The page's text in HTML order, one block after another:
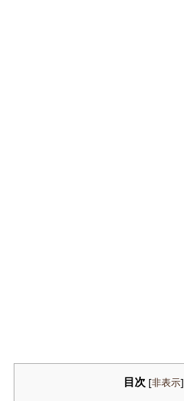
目次 [非表示]